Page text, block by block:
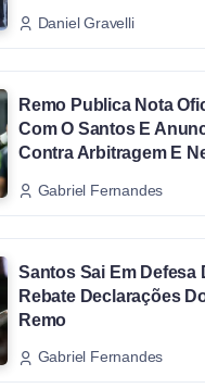
Daniel Gravelli
Remo Publica Nota
Com O Santos E
Contra Arbitragem E
Gabriel Fernandes
Santos Sai Em Defesa
Rebate Declarações
Remo
Gabriel Fernandes